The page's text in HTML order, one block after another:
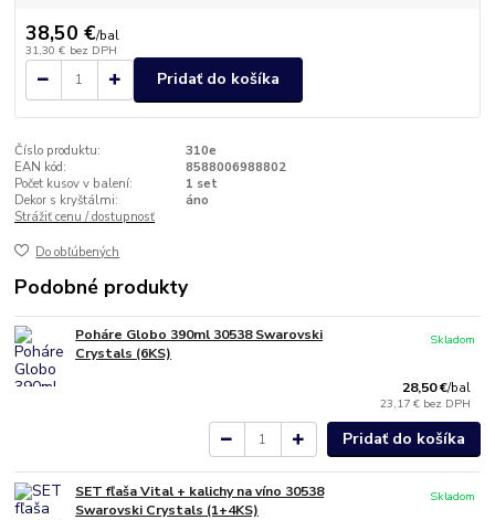
38,50 €/bal
31,30 € bez DPH
Pridať do košíka
Číslo produktu:
310e
EAN kód:
8588006988802
Počet kusov v balení:
1 set
Dekor s kryštálmi:
áno
Strážiť cenu / dostupnosť
Do obľúbených
Podobné produkty
Poháre Globo 390ml 30538 Swarovski
Crystals (6KS)
28,50 €/bal
23,17 € bez DPH
Skladom
Pridať do košíka
SET fľaša Vital + kalichy na víno 30538
Swarovski Crystals (1+4KS)
Skladom